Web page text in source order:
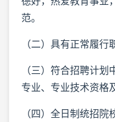
范。
（二）具有正常履行
（三）符合招聘计
专业、专业技术资格
（四）全日制统招